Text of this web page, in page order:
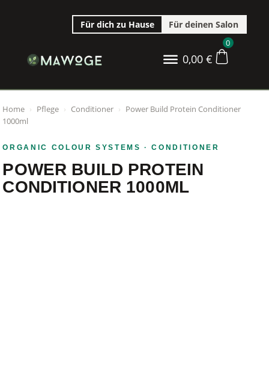
Für dich zu Hause Für deinen Salon
0,00 €
0
Home › Pflege › Conditioner › Power Build Protein Conditioner
1000ml
ORGANIC COLOUR SYSTEMS · CONDITIONER
POWER BUILD PROTEIN
CONDITIONER 1000ML